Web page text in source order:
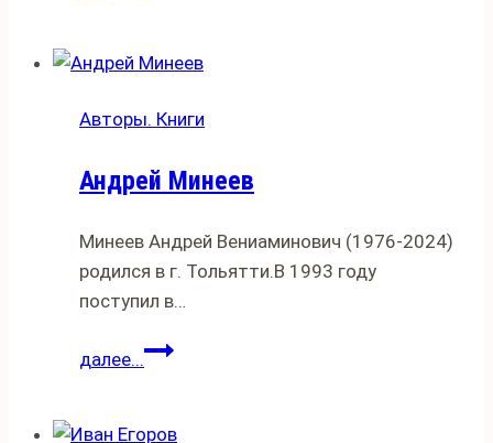
Авторы. Книги
Андрей Минеев
Минеев Андрей Вениаминович (1976-2024)
родился в г. Тольятти.В 1993 году
поступил в…
далее...Андрей